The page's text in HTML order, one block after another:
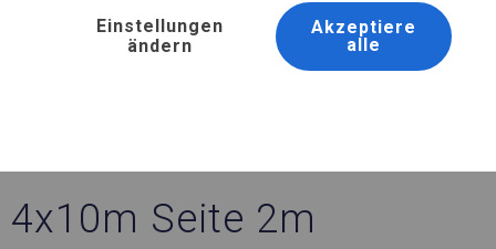
4x10m Seite 2m
Einstellungen
ändern
Akzeptiere
alle